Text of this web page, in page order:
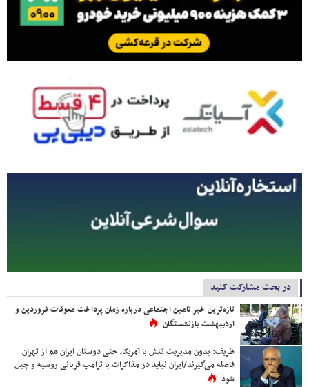
در بحث مشارکت کنید
تازه‌ترین خبر تامین اجتماعی درباره زمان پرداخت معوقات فروردین و
اردیبهشت بازنشستگان
ظریف: بدون مدیریت تنش با آمریکا، حتی دوستان ایران هم از تهران
فاصله می‌گیرند/ایران نباید در مذاکرات با ترامپ قربانی روسیه و چین
شود